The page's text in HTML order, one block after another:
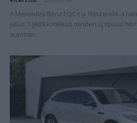
A Mercedes-Benz EQC-t is felszerelik a
július 1-jétől kötelező minden új típusú
autóban.